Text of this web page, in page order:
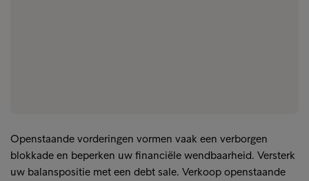
Openstaande vorderingen vormen vaak een verborgen
blokkade en beperken uw financiële wendbaarheid. Versterk
uw balanspositie met een debt sale. Verkoop openstaande